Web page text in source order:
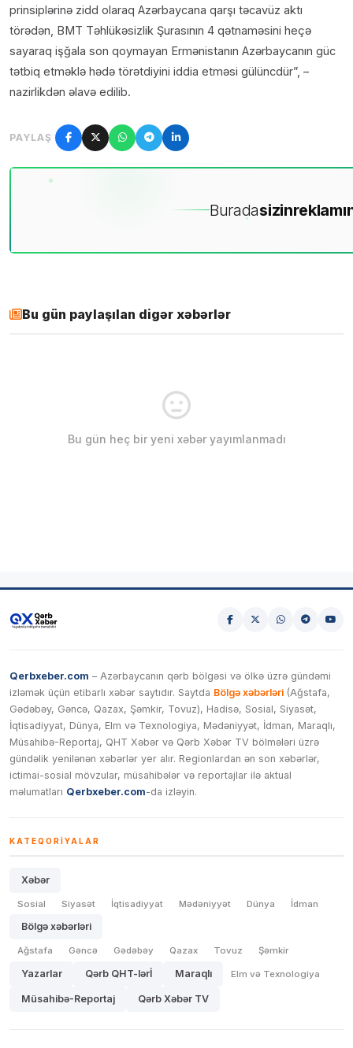
prinsiplərinə zidd olaraq Azərbaycana qarşı təcavüz aktı
törədən, BMT Təhlükəsizlik Şurasının 4 qətnaməsini heçə
sayaraq işğala son qoymayan Ermənistanın Azərbaycanın güc
tətbiq etməklə hədə törətdiyini iddia etməsi gülüncdür”, –
nazirlikdən əlavə edilib.
PAYLAŞ
Buradasizin
Bu gün paylaşılan digər xəbərlər
Bu gün heç bir yeni xəbər yayımlanmadı
Qerbxeber.com – Azərbaycanın qərb bölgəsi və ölkə üzrə gündəmi
izləmək üçün etibarlı xəbər saytıdır. Saytda Bölgə xəbərləri (Ağstafa,
Gədəbəy, Gəncə, Qazax, Şəmkir, Tovuz), Hadisə, Sosial, Siyasət,
İqtisadiyyat, Dünya, Elm və Texnologiya, Mədəniyyət, İdman, Maraqlı,
Müsahibə-Reportaj, QHT Xəbər və Qərb Xəbər TV bölmələri üzrə
gündəlik yenilənən xəbərlər yer alır. Regionlardan ən son xəbərlər,
ictimai-sosial mövzular, müsahibələr və reportajlar ilə aktual
məlumatları Qerbxeber.com-da izləyin.
KATEQORIYALAR
Xəbər
Sosial Siyasət İqtisadiyyat Mədəniyyət Dünya İdman
Bölgə xəbərləri
Ağstafa Gəncə Gədəbəy Qazax Tovuz Şəmkir
Yazarlar Qərb QHT-lərİ Maraqlı Elm və Texnologiya
Müsahibə-Reportaj Qərb Xəbər TV